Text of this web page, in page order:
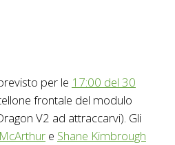
per le 17:00 del 30
frontale del modulo
V2 ad attraccarvi). Gli
e Shane Kimbrough